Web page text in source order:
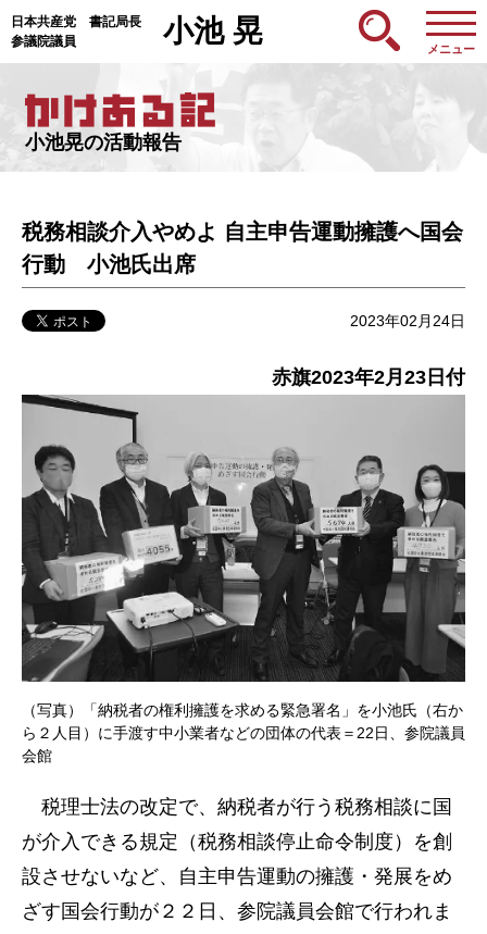
日本共産党 書記局長
参議院議員
小池 晃
メニュー
小池晃の活動報告
税務相談介入やめよ 自主申告運動擁護へ国会
行動 小池氏出席
2023年02月24日
赤旗2023年2月23日付
（写真）「納税者の権利擁護を求める緊急署名」を小池氏（右か
ら２人目）に手渡す中小業者などの団体の代表＝22日、参院議員
会館
税理士法の改定で、納税者が行う税務相談に国
が介入できる規定（税務相談停止命令制度）を創
設させないなど、自主申告運動の擁護・発展をめ
ざす国会行動が２２日、参院議員会館で行われま